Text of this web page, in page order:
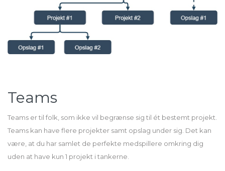
Teams
Teams er til folk, som ikke vil begrænse sig til ét bestemt projekt.
Teams kan have flere projekter samt opslag under sig. Det kan
være, at du har samlet de perfekte medspillere omkring dig
uden at have kun 1 projekt i tankerne.